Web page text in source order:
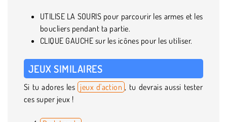
UTILISE LA SOURIS pour parcourir les armes et les
boucliers pendant ta partie.
CLIQUE GAUCHE sur les icônes pour les utiliser.
JEUX SIMILAIRES
Si tu adores les jeux d'action , tu devrais aussi tester
ces super jeux !